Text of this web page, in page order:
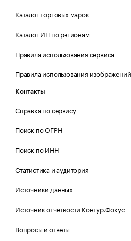
Каталог торговых марок
Каталог ИП по регионам
Правила использования сервиса
Правила использования изображений
Контакты
Справка по сервису
Поиск по ОГРН
Поиск по ИНН
Статистика и аудитория
Источники данных
Источник отчетности Контур.Фокус
Вопросы и ответы